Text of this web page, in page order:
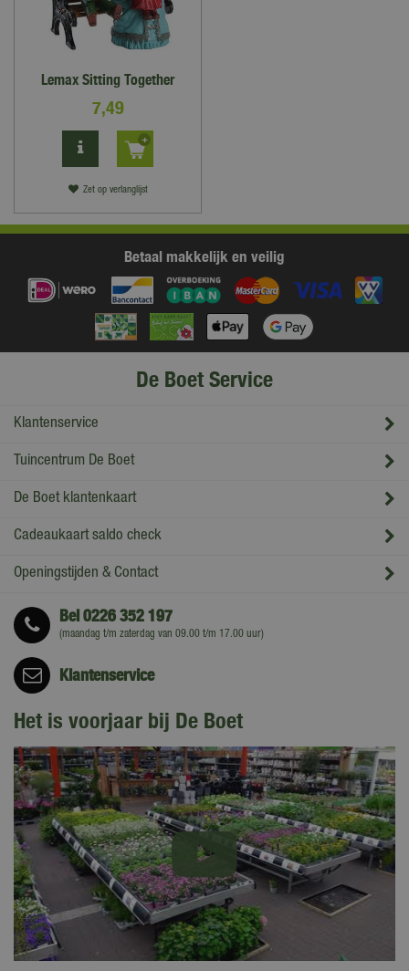
Lemax Sitting Together
7,49
Zet op verlanglijst
Betaal makkelijk en veilig
De Boet Service
Klantenservice
Tuincentrum De Boet
De Boet klantenkaart
Cadeaukaart saldo check
Openingstijden & Contact
Bel0226 352 197
(maandag t/m zaterdag van 09.00 t/m 17.00 uur)
Klantenservice
Het is voorjaar bij De Boet